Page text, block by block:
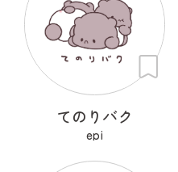
てのりバク
epi